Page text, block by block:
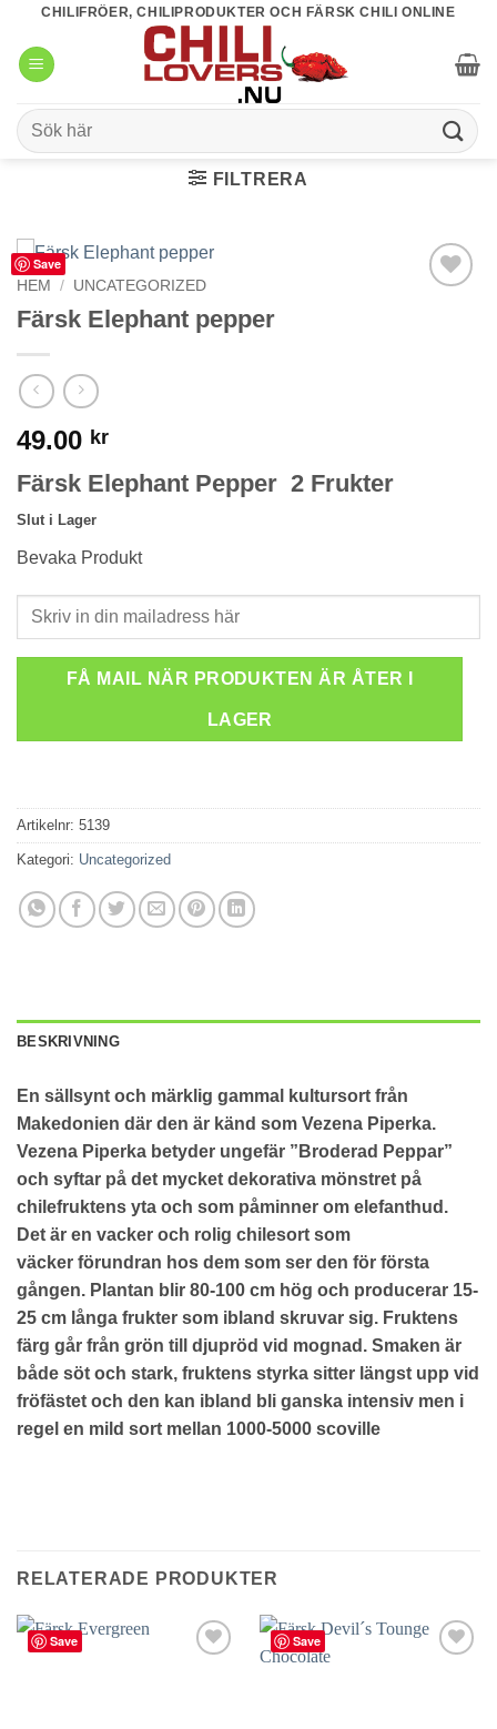
content
CHILIFRÖER, CHILIPRODUKTER OCH FÄRSK CHILI ONLINE
Sök
efter:
FILTRERA
Save
HEM / UNCATEGORIZED
Färsk Elephant pepper
49.00 kr
Färsk Elephant Pepper 2 Frukter
Slut i Lager
Bevaka Produkt
FÅ MAIL NÄR PRODUKTEN ÄR ÅTER I
LAGER
Artikelnr: 5139
Kategori: Uncategorized
BESKRIVNING
En sällsynt och märklig gammal kultursort från
Makedonien där den är känd som Vezena Piperka.
Vezena Piperka betyder ungefär ”Broderad Peppar”
och syftar på det mycket dekorativa mönstret på
chilefruktens yta och som påminner om elefanthud.
Det är en vacker och rolig chilesort som
väcker förundran hos dem som ser den för första
gången. Plantan blir 80-100 cm hög och producerar 15-
25 cm långa frukter som ibland skruvar sig. Fruktens
färg går från grön till djupröd vid mognad. Smaken är
både söt och stark, fruktens styrka sitter längst upp vid
fröfästet och den kan ibland bli ganska intensiv men i
regel en mild sort mellan 1000-5000 scoville
RELATERADE PRODUKTER
Save Save